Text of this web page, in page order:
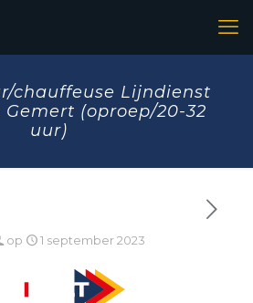
chauffeuse Lijndienst
(oproep/20-32
uur)
op 1 september 2023